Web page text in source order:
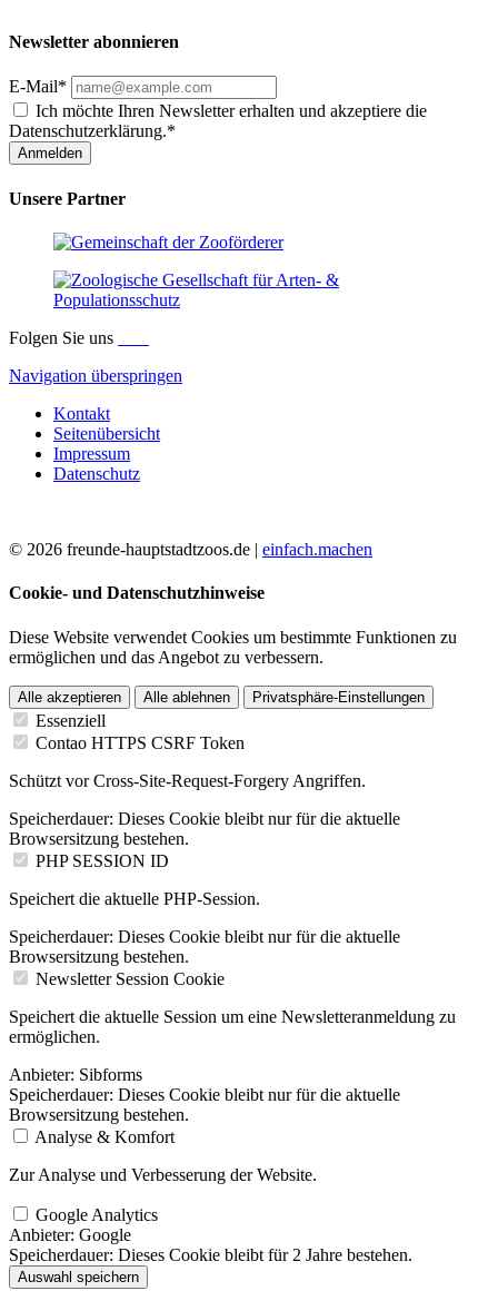
Newsletter abonnieren
E-Mail*
Ich möchte Ihren Newsletter erhalten und akzeptiere die
Datenschutzerklärung.*
Anmelden
Unsere Partner
Folgen Sie uns
Navigation überspringen
Kontakt
Seitenübersicht
Impressum
Datenschutz
© 2026 freunde-hauptstadtzoos.de | einfach.machen
Cookie- und Datenschutzhinweise
Diese Website verwendet Cookies um bestimmte Funktionen zu
ermöglichen und das Angebot zu verbessern.
Alle akzeptieren Alle ablehnen Privatsphäre-Einstellungen
Essenziell
Contao HTTPS CSRF Token
Schützt vor Cross-Site-Request-Forgery Angriffen.
Speicherdauer: Dieses Cookie bleibt nur für die aktuelle
Browsersitzung bestehen.
PHP SESSION ID
Speichert die aktuelle PHP-Session.
Speicherdauer: Dieses Cookie bleibt nur für die aktuelle
Browsersitzung bestehen.
Newsletter Session Cookie
Speichert die aktuelle Session um eine Newsletteranmeldung zu
ermöglichen.
Anbieter: Sibforms
Speicherdauer: Dieses Cookie bleibt nur für die aktuelle
Browsersitzung bestehen.
Analyse & Komfort
Zur Analyse und Verbesserung der Website.
Google Analytics
Anbieter: Google
Speicherdauer: Dieses Cookie bleibt für 2 Jahre bestehen.
Auswahl speichern